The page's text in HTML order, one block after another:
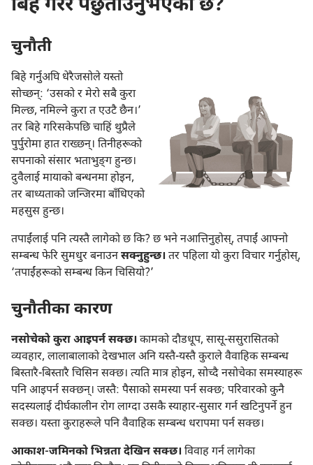
बिहे गरेर पछुताउनुभएको छ?
चुनौती
बिहे गर्नुअघि धेरैजसोले यस्तो
सोच्छन्‌: ‘उसको र मेरो सबै कुरा
मिल्छ, नमिल्ने कुरा त एउटै छैन।’
तर बिहे गरिसकेपछि चाहिं थुप्रैले
पुर्पुरोमा हात राख्छन्‌। तिनीहरूको
सपनाको संसार भताभुङ्‌ग हुन्छ।
दुवैलाई मायाको बन्धनमा होइन,
तर बाध्यताको जन्जिरमा बाँधिएको
महसुस हुन्छ।
तपाईंलाई पनि त्यस्तै लागेको छ कि? छ भने नआत्तिनुहोस्, तपाईं आफ्नो
सम्बन्ध फेरि सुमधुर बनाउनसक्नुहुन्छ। तर पहिला यो कुरा विचार गर्नुहोस्,
‘तपाईंहरूको सम्बन्ध किन चिसियो?’
चुनौतीका कारण
नसोचेको कुरा आइपर्न सक्छ। कामको दौडधूप, सासू-ससुरासितको
व्यवहार, लालाबालाको देखभाल अनि यस्तै-यस्तै कुराले वैवाहिक सम्बन्ध
बिस्तारै-बिस्तारै चिसिन सक्छ। त्यति मात्र होइन, सोच्दै नसोचेका समस्याहरू
पनि आइपर्न सक्छन्‌। जस्तै: पैसाको समस्या पर्न सक्छ; परिवारको कुनै
सदस्यलाई दीर्घकालीन रोग लाग्दा उसकै स्याहार-सुसार गर्न खटिनुपर्ने हुन
सक्छ। यस्ता कुराहरूले पनि वैवाहिक सम्बन्ध धरापमा पर्न सक्छ।
आकाश-जमिनको भिन्नता देखिन सक्छ। विवाह गर्न लागेका